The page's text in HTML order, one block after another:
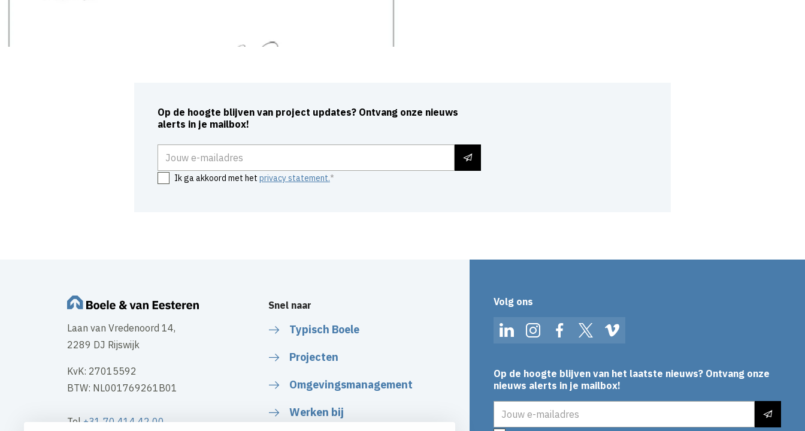
Op de hoogte blijven van project updates? Ontvang onze nieuws
alerts in je mailbox!
Ik ga akkoord met het privacy statement.
Laan van Vredenoord 14,
2289 DJ Rijswijk
KvK: 27015592
BTW: NL001769261B01
Tel+31 70 414 42 00
Snel naar
Typisch Boele
Projecten
Omgevingsmanagement
Werken bij
Volg ons
LinkedInInstagramFacebookTwitterVimeo
Op de hoogte blijven van het laatste nieuws? Ontvang onze
nieuws alerts in je mailbox!